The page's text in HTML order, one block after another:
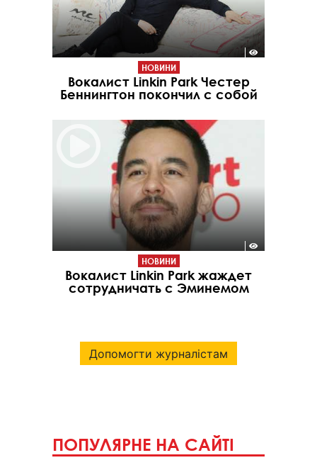
НОВИНИ
Вокалист Linkin Park Честер
Беннингтон покончил с собой
НОВИНИ
Вокалист Linkin Park жаждет
сотрудничать с Эминемом
Допомогти журналістам
ПОПУЛЯРНЕ НА САЙТІ